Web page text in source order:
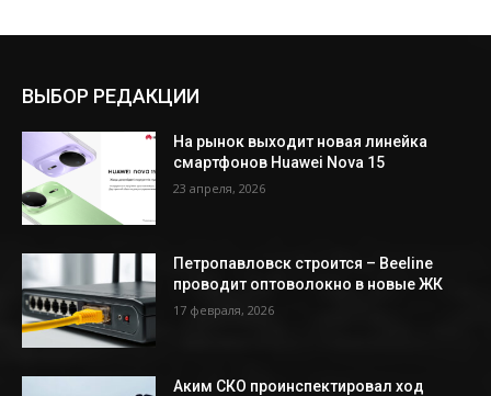
ВЫБОР РЕДАКЦИИ
На рынок выходит новая линейка
смартфонов Huawei Nova 15
23 апреля, 2026
Петропавловск строится – Beeline
проводит оптоволокно в новые ЖК
17 февраля, 2026
Аким СКО проинспектировал ход